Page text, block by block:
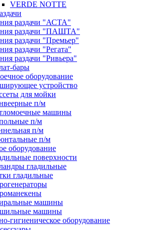
VERDE NOTTE
раздачи "АСТА"
раздачи "ПАШТА"
раздачи "Премьер"
раздачи "Регата"
раздачи "Ривьера"
бары
оборудование
устройство
для мойки
п/м
машины
п/м
п/м
п/м
оборудование
поверхности
гладильные
гладильные
машины
машины
гигиеническое оборудование